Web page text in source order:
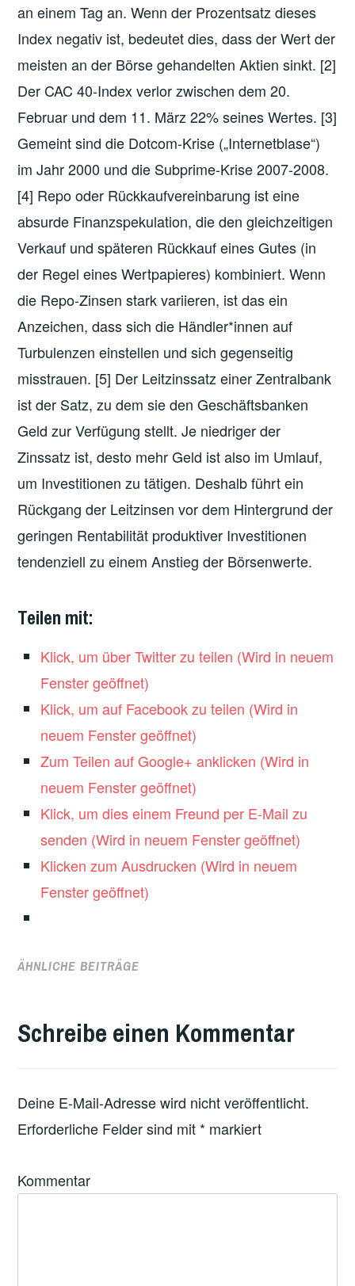
an einem Tag an. Wenn der Prozentsatz dieses
Index negativ ist, bedeutet dies, dass der Wert der
meisten an der Börse gehandelten Aktien sinkt. [2]
Der CAC 40-Index verlor zwischen dem 20.
Februar und dem 11. März 22% seines Wertes. [3]
Gemeint sind die Dotcom-Krise („Internetblase“)
im Jahr 2000 und die Subprime-Krise 2007-2008.
[4] Repo oder Rückkaufvereinbarung ist eine
absurde Finanzspekulation, die den gleichzeitigen
Verkauf und späteren Rückkauf eines Gutes (in
der Regel eines Wertpapieres) kombiniert. Wenn
die Repo-Zinsen stark variieren, ist das ein
Anzeichen, dass sich die Händler*innen auf
Turbulenzen einstellen und sich gegenseitig
misstrauen. [5] Der Leitzinssatz einer Zentralbank
ist der Satz, zu dem sie den Geschäftsbanken
Geld zur Verfügung stellt. Je niedriger der
Zinssatz ist, desto mehr Geld ist also im Umlauf,
um Investitionen zu tätigen. Deshalb führt ein
Rückgang der Leitzinsen vor dem Hintergrund der
geringen Rentabilität produktiver Investitionen
tendenziell zu einem Anstieg der Börsenwerte.
Teilen mit:
Klick, um über Twitter zu teilen (Wird in neuem
Fenster geöffnet)
Klick, um auf Facebook zu teilen (Wird in
neuem Fenster geöffnet)
Zum Teilen auf Google+ anklicken (Wird in
neuem Fenster geöffnet)
Klick, um dies einem Freund per E-Mail zu
senden (Wird in neuem Fenster geöffnet)
Klicken zum Ausdrucken (Wird in neuem
Fenster geöffnet)
ÄHNLICHE BEITRÄGE
FEATURED
Schreibe einen Kommentar
Deine E-Mail-Adresse wird nicht veröffentlicht.
Erforderliche Felder sind mit * markiert
Kommentar